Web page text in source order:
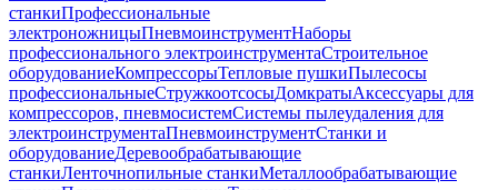
станкиПрофессиональные
электроножницыПневмоинструментНаборы
профессионального электроинструментаСтроительное
оборудованиеКомпрессорыТепловые пушкиПылесосы
профессиональныеСтружкоотсосыДомкратыАксессуары для
компрессоров, пневмосистемСистемы пылеудаления для
электроинструментаПневмоинструментСтанки и
оборудованиеДеревообрабатывающие
станкиЛенточнопильные станкиМеталлообрабатывающие